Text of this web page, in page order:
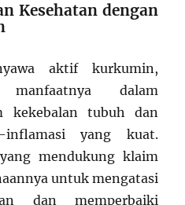
Kesehatan dengan
aktif kurkumin,
dalam
kekebalan tubuh dan
yang kuat.
mendukung klaim
untuk mengatasi
dan memperbaiki